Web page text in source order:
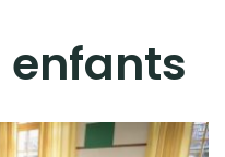
enfants